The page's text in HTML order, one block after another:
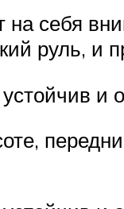
на себя
руль, и
и